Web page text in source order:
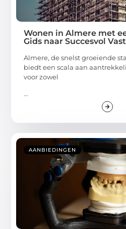
Wonen in Almere met
Gids naar Succesvol
Almere, de snelst groeiende
biedt een scala aan
voor zowel
...
AANBIEDINGEN